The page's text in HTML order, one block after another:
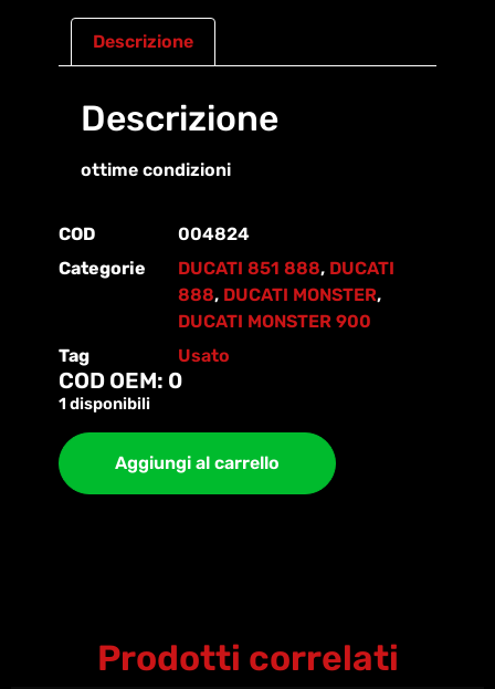
Descrizione
Descrizione
ottime condizioni
COD
004824
Categorie
DUCATI 851 888, DUCATI
888, DUCATI MONSTER,
DUCATI MONSTER 900
Tag
Usato
COD OEM: 0
1 disponibili
Aggiungi al carrello
Prodotti correlati